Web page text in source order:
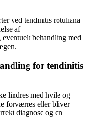
ved tendinitis rotuliana
af
eventuelt behandling med
for tendinitis
lindres med hvile og
forværres eller bliver
diagnose og en